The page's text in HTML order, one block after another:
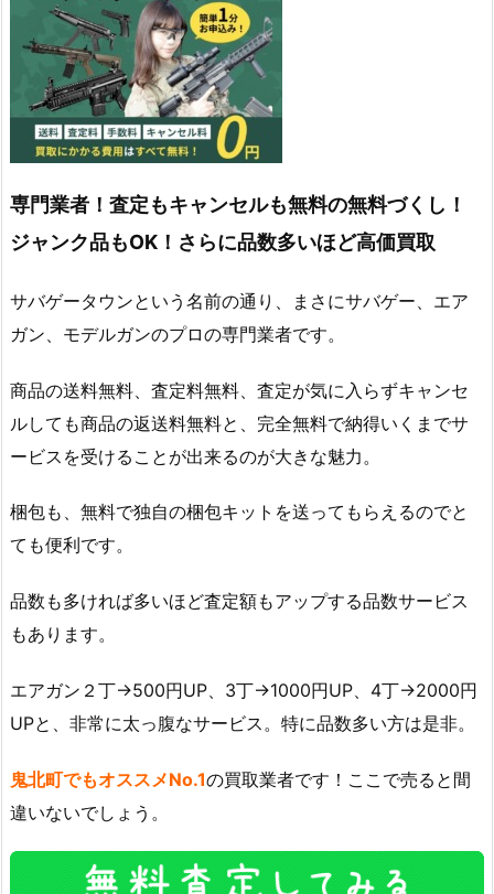
専門業者！査定もキャンセルも無料の無料づくし！
ジャンク品もOK！さらに品数多いほど高価買取
サバゲータウンという名前の通り、まさにサバゲー、エア
ガン、モデルガンのプロの専門業者です。
商品の送料無料、査定料無料、査定が気に入らずキャンセ
ルしても商品の返送料無料と、完全無料で納得いくまでサ
ービスを受けることが出来るのが大きな魅力。
梱包も、無料で独自の梱包キットを送ってもらえるのでと
ても便利です。
品数も多ければ多いほど査定額もアップする品数サービス
もあります。
エアガン２丁→500円UP、3丁→1000円UP、4丁→2000円
UPと、非常に太っ腹なサービス。特に品数多い方は是非。
鬼北町でもオススメNo.1の買取業者です！ここで売ると間
違いないでしょう。